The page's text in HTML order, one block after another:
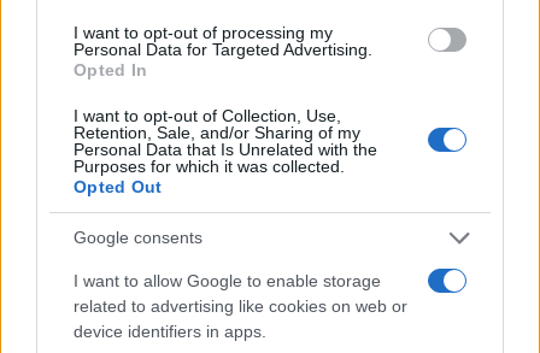
I want to opt-out of processing my
Personal Data for Targeted Advertising.
Opted In
I want to opt-out of Collection, Use,
Retention, Sale, and/or Sharing of my
Personal Data that Is Unrelated with the
Purposes for which it was collected.
Opted Out
Google consents
I want to allow Google to enable storage
related to advertising like cookies on web or
device identifiers in apps.
Staff